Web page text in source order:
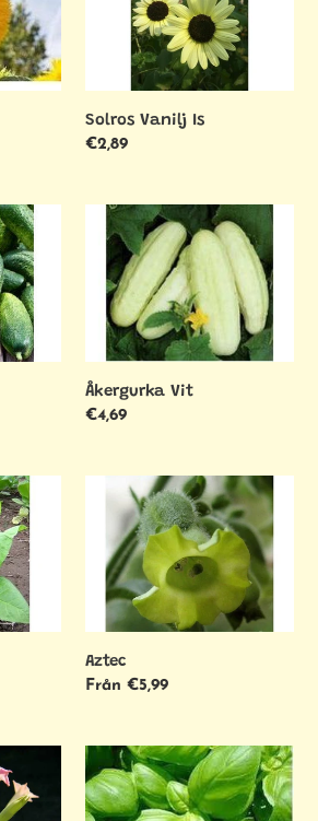
Solros Vanilj Is
Ordinarie
€2,89
Åkergurka
Vit
Åkergurka Vit
Ordinarie
€4,69
Aztec
Ordinarie
Från €5,99
Basilika